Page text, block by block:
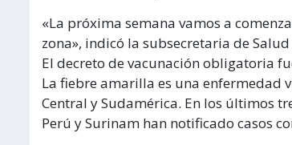
«La próxima semana vamos a
zona», indicó la subsecretaria de
El decreto de vacunación obligatoria
La fiebre amarilla es una enfermedad
Central y Sudamérica. En los últimos
Perú y Surinam han notificado casos